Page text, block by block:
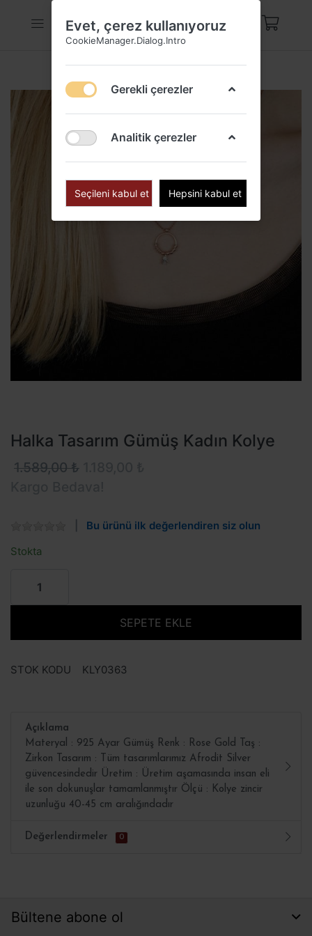
Halka Tasarım Gümüş Kadın Kolye
1.589,00 ₺
Bu ürünü ilk değerlendiren siz olun
Stokta
SEPETE EKLE
STOK KODU KLY0363
Açıklama
Materyal : 925 Ayar Gümüş Renk : Rose Gold Taş :
Zirkon Tasarım : Tüm tasarımlarımız Afrodit Silver
güvencesindedir Üretim : Üretim aşamasında insan eli
ile son dokunuşlar tamamlanmıştır Ölçü : Kolye zincir
uzunluğu 40-45 cm aralığındadır
Değerlendirmeler 0
Bültene abone ol
Evet, çerez kullanıyoruz
CookieManager.Dialog.Intro
Gerekli çerezler
Analitik çerezler
Seçileni kabul et Hepsini kabul et